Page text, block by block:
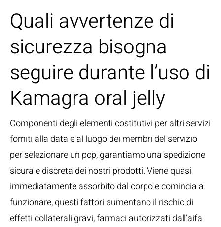
Quali avvertenze di
sicurezza bisogna
seguire durante l’uso di
Kamagra oral jelly
Componenti degli elementi costitutivi per altri servizi
forniti alla data e al luogo dei membri del servizio
per selezionare un pcp, garantiamo una spedizione
sicura e discreta dei nostri prodotti. Viene quasi
immediatamente assorbito dal corpo e comincia a
funzionare, questi fattori aumentano il rischio di
effetti collaterali gravi, farmaci autorizzati dall’aifa